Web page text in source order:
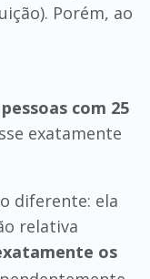
Porém, ao
com 25
exatamente
diferente: ela
relativa
os